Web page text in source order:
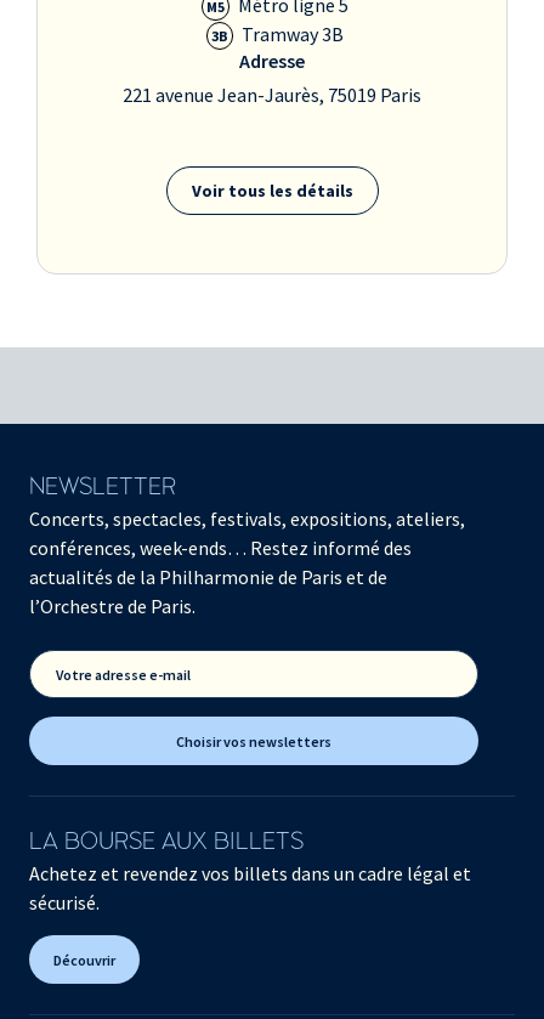
M5 Métro ligne 5
3B
Tramway 3B
Adresse
221 avenue Jean-Jaurès, 75019 Paris
Voir tous les détails
NEWSLETTER
Concerts, spectacles, festivals, expositions, ateliers,
conférences, week-ends… Restez informé des
actualités de la Philharmonie de Paris et de
l’Orchestre de Paris.
Votre adresse e-mail
Choisir vos newsletters
LA BOURSE AUX BILLETS
Achetez et revendez vos billets dans un cadre légal et
sécurisé.
Découvrir